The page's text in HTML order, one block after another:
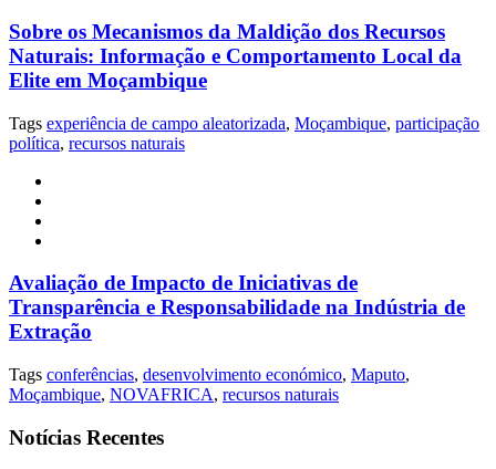
Sobre os Mecanismos da Maldição dos Recursos
Naturais: Informação e Comportamento Local da
Elite em Moçambique
Tags experiência de campo aleatorizada, Moçambique, participação
política, recursos naturais
Avaliação de Impacto de Iniciativas de
Transparência e Responsabilidade na Indústria de
Extração
Tags conferências, desenvolvimento económico, Maputo,
Moçambique, NOVAFRICA, recursos naturais
Notícias Recentes